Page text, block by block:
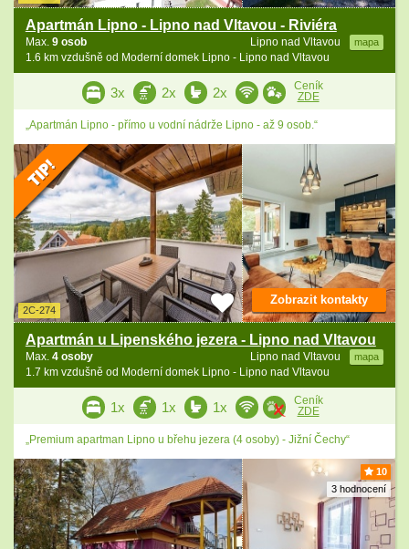
Apartmán Lipno - Lipno nad Vltavou - Riviéra
Lipno nad Vltavou mapa
Max. 9 osob
1.6 km vzdušně od Moderní domek Lipno - Lipno nad Vltavou
3x 2x 2x
Ceník
ZDE
„Apartmán Lipno - přímo u vodní nádrže Lipno - až 9 osob.“
2C-274
Apartmán u Lipenského jezera - Lipno nad Vltavou
Lipno nad Vltavou mapa
Max. 4 osoby
1.7 km vzdušně od Moderní domek Lipno - Lipno nad Vltavou
Zobrazit kontakty
1x 1x 1x
Ceník
ZDE
„Premium apartman Lipno u břehu jezera (4 osoby) - Jižní Čechy“
10
3 hodnocení